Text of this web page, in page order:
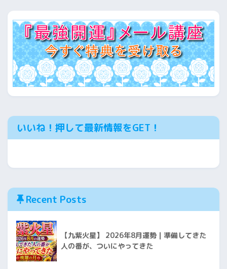
いいね！押して最新情報をGET！
Recent Posts
【九紫火星】 2026年8月運勢｜準備してきた
人の番が、ついにやってきた